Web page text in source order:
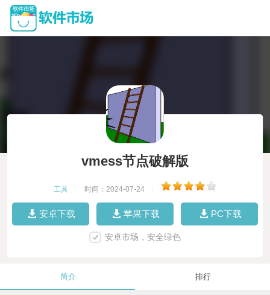
vmess节点破解版
工具 时间：2024-07-24
安卓下载 苹果下载 PC下载
安卓市场，安全绿色
简介 排行